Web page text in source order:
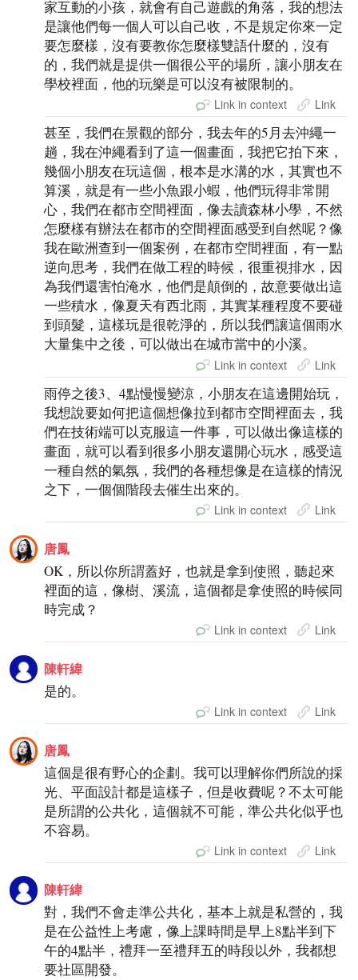
家互動的小孩，就會有自己遊戲的角落，我的想法
是讓他們每一個人可以自己收，不是規定你來一定
要怎麼樣，沒有要教你怎麼樣雙語什麼的，沒有
的，我們就是提供一個很公平的場所，讓小朋友在
學校裡面，他的玩樂是可以沒有被限制的。
Link in context Link
甚至，我們在景觀的部分，我去年的5月去沖繩一
趟，我在沖繩看到了這一個畫面，我把它拍下來，
幾個小朋友在玩這個，根本是水溝的水，其實也不
算溪，就是有一些小魚跟小蝦，他們玩得非常開
心，我們在都市空間裡面，像去讀森林小學，不然
怎麼樣有辦法在都市的空間裡面感受到自然呢？像
我在歐洲查到一個案例，在都市空間裡面，有一點
逆向思考，我們在做工程的時候，很重視排水，因
為我們還害怕淹水，他們是顛倒的，故意要做出這
一些積水，像夏天有西北雨，其實某種程度不要碰
到頭髮，這樣玩是很乾淨的，所以我們讓這個雨水
大量集中之後，可以做出在城市當中的小溪。
Link in context Link
雨停之後3、4點慢慢變涼，小朋友在這邊開始玩，
我想說要如何把這個想像拉到都市空間裡面去，我
們在技術端可以克服這一件事，可以做出像這樣的
畫面，就可以看到很多小朋友還開心玩水，感受這
一種自然的氣氛，我們的各種想像是在這樣的情況
之下，一個個階段去催生出來的。
Link in context Link
唐鳳
OK，所以你所謂蓋好，也就是拿到使照，聽起來
裡面的這，像樹、溪流，這個都是拿使照的時候同
時完成？
Link in context Link
陳軒緯
是的。
Link in context Link
唐鳳
這個是很有野心的企劃。我可以理解你們所說的採
光、平面設計都是這樣子，但是收費呢？不太可能
是所謂的公共化，這個就不可能，準公共化似乎也
不容易。
Link in context Link
陳軒緯
對，我們不會走準公共化，基本上就是私營的，我
是在公益性上考慮，像上課時間是早上8點半到下
午的4點半，禮拜一至禮拜五的時段以外，我都想
要社區開發。